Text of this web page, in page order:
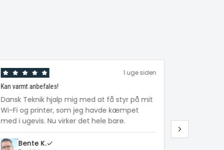
1 uge siden
Kan varmt anbefales!
Dansk Teknik hjalp mig med at få styr på mit
Wi-Fi og printer, som jeg havde kæmpet
med i ugevis. Nu virker det hele bare.
Bente K.
forklarede
hun selv